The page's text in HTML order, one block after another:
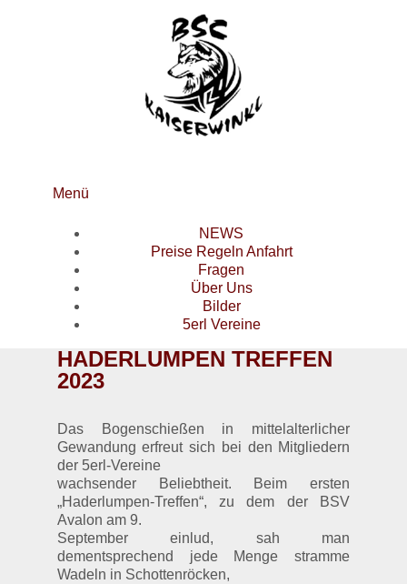
Menü
NEWS
Preise Regeln Anfahrt
Fragen
Über Uns
Bilder
5erl Vereine
HADERLUMPEN TREFFEN
2023
Das Bogenschießen in mittelalterlicher
Gewandung erfreut sich bei den Mitgliedern
der 5erl-Vereine
wachsender Beliebtheit. Beim ersten
„Haderlumpen-Treffen“, zu dem der BSV
Avalon am 9.
September einlud, sah man
dementsprechend jede Menge stramme
Wadeln in Schottenröcken,